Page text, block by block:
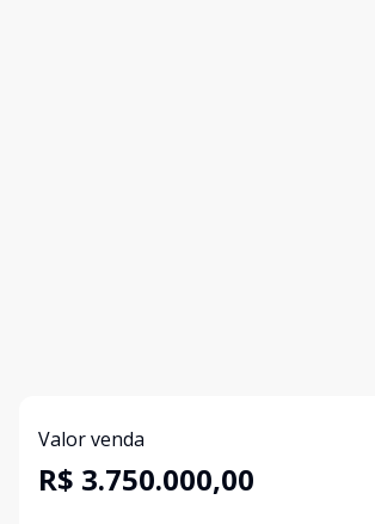
Valor venda
R$ 3.750.000,00